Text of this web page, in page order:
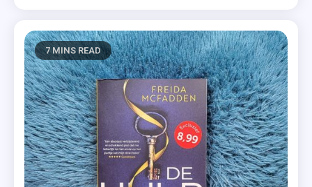
7 MINS READ